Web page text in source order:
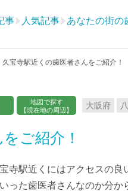
事 人気記事 あなたの街の
久宝寺駅近くの歯医者さんをご紹介！
地図で探す
【現在地の周辺】
大阪府
ご紹介！
寺駅近くにはアクセスの
った歯医者さんなのか分